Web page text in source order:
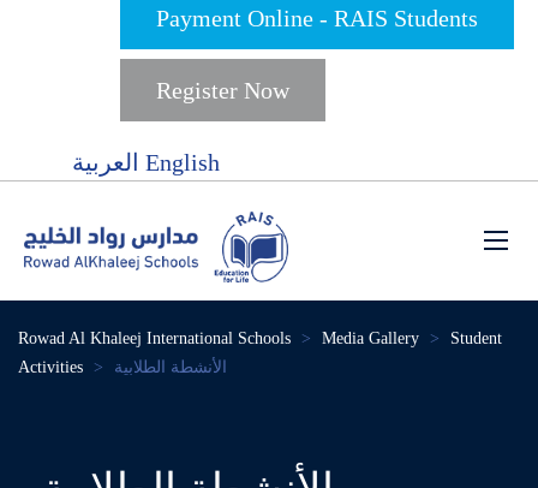
Payment Online - RAIS Students
Register Now
العربية English
Rowad Al Khaleej International Schools > Media Gallery >
Student
Activities
> الأنشطة الطلابية